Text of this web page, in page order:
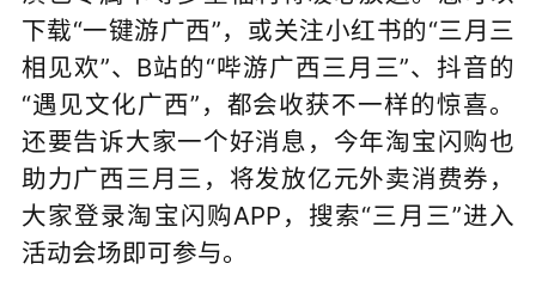
下载“一键游广西”，或关注小红书的“三月三
相见欢”、B站的“哔游广西三月三”、抖音的
“遇见文化广西”，都会收获不一样的惊喜。
还要告诉大家一个好消息，今年淘宝闪购也
助力广西三月三，将发放亿元外卖消费券，
大家登录淘宝闪购APP，搜索“三月三”进入
活动会场即可参与。